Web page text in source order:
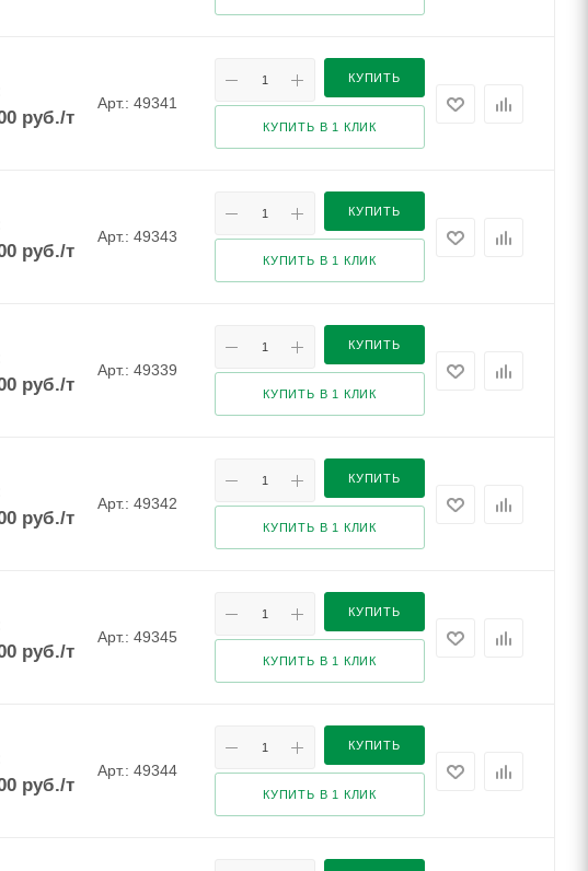
руб./т
Арт.: 49341
КУПИТЬ
КУПИТЬ В 1 КЛИК
руб./т
Арт.: 49343
КУПИТЬ
КУПИТЬ В 1 КЛИК
руб./т
Арт.: 49339
КУПИТЬ
КУПИТЬ В 1 КЛИК
руб./т
Арт.: 49342
КУПИТЬ
КУПИТЬ В 1 КЛИК
руб./т
Арт.: 49345
КУПИТЬ
КУПИТЬ В 1 КЛИК
руб./т
Арт.: 49344
КУПИТЬ
КУПИТЬ В 1 КЛИК